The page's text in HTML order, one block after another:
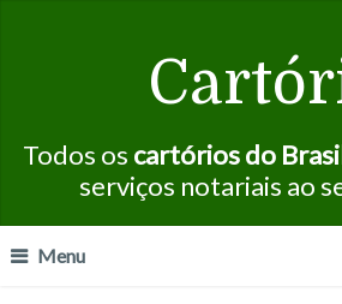
Todos os cartórios do
serviços notariais ao
Menu